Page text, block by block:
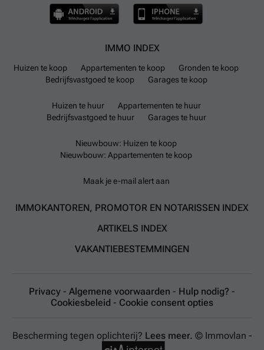
IMMO INDEX
Huizen te koop Appartementen te koop
Gronden te koop
Bedrijfsvastgoed te koop
Garages te koop
Huizen te huur
Appartementen te huur
Bedrijfsvastgoed te huur
Garages te huur
Nieuwbouw: Huizen te koop
Nieuwbouw: Appartementen te koop
Maak je e-mail alert aan
IMMOKANTOREN, PROMOTOR EN NOTARISSEN INDEX
ARTIKELS INDEX
VAKANTIEBESTEMMINGEN
Privacy - Algemene voorwaarden - Hulp nodig? -
Cookiesbeleid - Cookie consent opties
Bescherming tegen oplichterij? Lees meer. © Immovlan -